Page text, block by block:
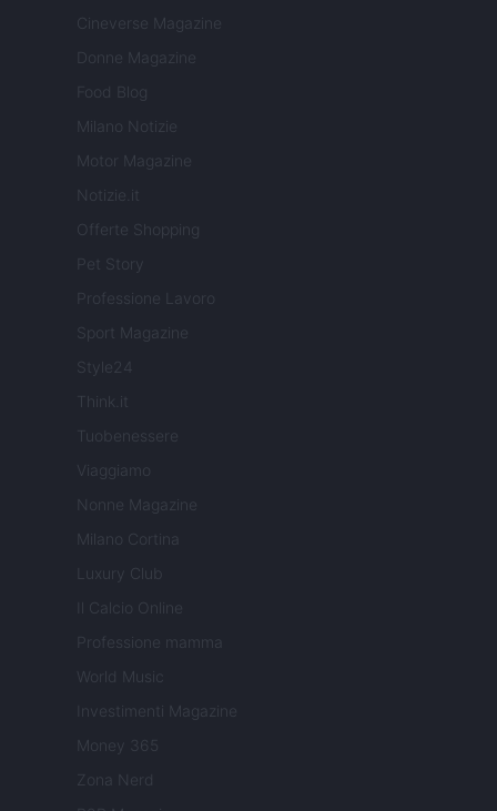
Cineverse Magazine
Donne Magazine
Food Blog
Milano Notizie
Motor Magazine
Notizie.it
Offerte Shopping
Pet Story
Professione Lavoro
Sport Magazine
Style24
Think.it
Tuobenessere
Viaggiamo
Nonne Magazine
Milano Cortina
Luxury Club
Il Calcio Online
Professione mamma
World Music
Investimenti Magazine
Money 365
Zona Nerd